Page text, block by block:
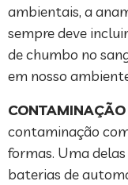
ambientais, a
sempre deve
de chumbo no
em nosso
CONTAMINAÇÃO
contaminação
formas. Uma
baterias de